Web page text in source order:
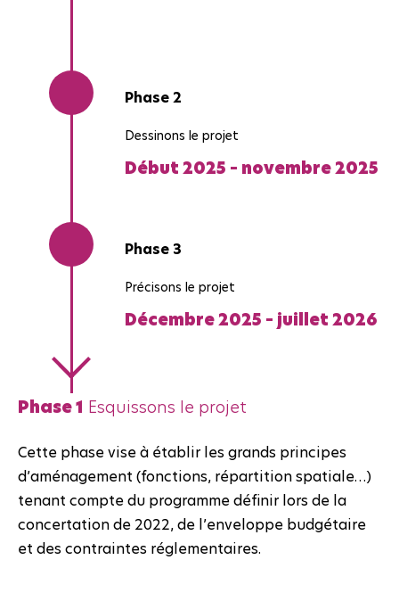
Phase 1 Esquissons le projet
Cette phase vise à établir les grands principes
d’aménagement (fonctions, répartition spatiale…)
tenant compte du programme définir lors de la
concertation de 2022, de l’enveloppe budgétaire
et des contraintes réglementaires.
Phase 2
Dessinons le projet
Début 2025 – novembre 2025
Phase 3
Précisons le projet
Décembre 2025 – juillet 2026